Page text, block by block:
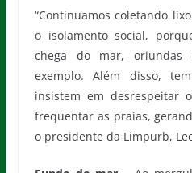
“Continuamos coletando
o isolamento social,
chega do mar,
exemplo. Além disso,
insistem em desrespeitar
frequentar as praias,
o presidente da Limpurb,